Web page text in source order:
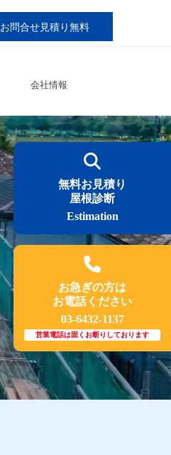
お問合せ見積り無料
会社情報
無料お見積り
屋根診断
Estimation
お急ぎの方は
お電話ください
03-6432-1137
営業電話は固くお断りしております